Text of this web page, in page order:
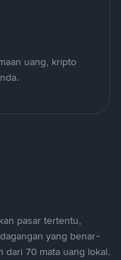
uang, kripto
pasar tertentu,
yang benar-
70 mata uang lokal.